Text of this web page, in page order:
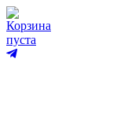
Корзина
пуста